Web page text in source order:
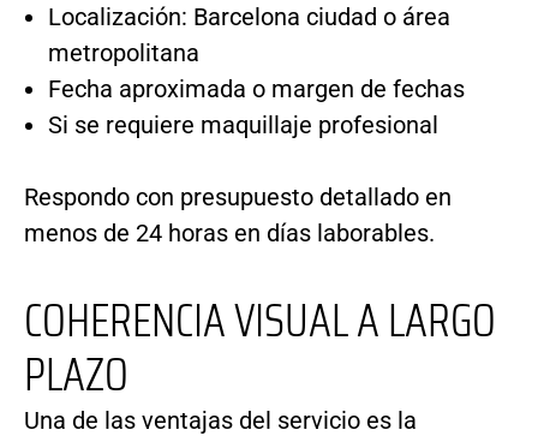
Localización: Barcelona ciudad o área
metropolitana
Fecha aproximada o margen de fechas
Si se requiere maquillaje profesional
Respondo con presupuesto detallado en
menos de 24 horas en días laborables.
COHERENCIA VISUAL A LARGO
PLAZO
Una de las ventajas del servicio es la